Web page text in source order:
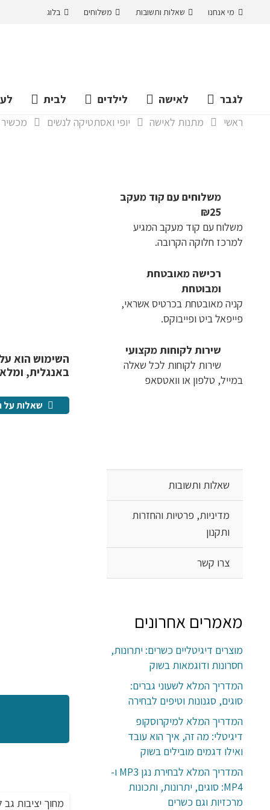
מי אנחנו שאלות ותשובות משלוחים בלוג
לגבר לאישה לילדים לבית
ראשי
מתנות לאישה יופי ואסתטיקה לנשים מכשיר ביתי
השימוש הוא
באנגלית, ומלא
שאלות על
מבצע!
עכביש עיסוי ראש נטען עם ויברציות מטורפות מבצע!
מחוך יציבות
משלוחים עם קוד מעקב
₪25
משלוח​ עם קוד מעקב המגיע
למרכז חלוקה הקרובה.
רכישה​ ​מאובטחת
ומבוטחת
קניה מאובטחת בכרטיס אשראי,
פייפאל ביט ופייבוקס.
שירות לקוחות מקצועי
שירות לקוחות לכל שאלה
במייל, טלפון או וואטסאפ
שאלות ותשובות
מדיניות, פרטיות והחזרות
ותקנון
צרו קשר
מאמרים אחרונים
מוצרים דיגיטליים כשרים: יתרונות,
חסרונות ודוגמאות בשוק
המדריך המלא לשעוני גברים:
סוגים, סגנונות וטיפים לבחירה
המדריך המלא למיקרוסקופ
דיגיטלי: מה זה, איך הוא עובד
ואילו דגמים מובילים בשוק
המדריך המלא לבחירת נגן MP3 ו-
MP4: סוגים, יתרונות, ותכונות
מרכזיות וגם כשרים